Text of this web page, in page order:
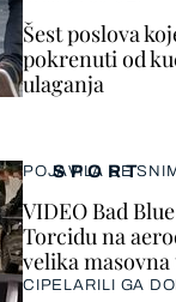
SPORT
POJAVILA SE
VIDEO Bad
Torcidu na
velika
CIPELARILI GA
Šest poslova
pokrenuti od
ulaganja